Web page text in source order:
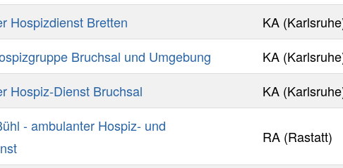
Hospizdienst Bretten
KA
Bruchsal und Umgebung
KA
Hospiz-Dienst Bruchsal KA
- ambulanter Hospiz- und
RA (Rastatt)